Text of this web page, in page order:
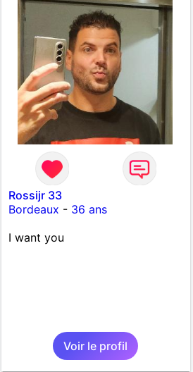
Rossijr 33
Bordeaux - 36 ans
I want you
Voir le profil